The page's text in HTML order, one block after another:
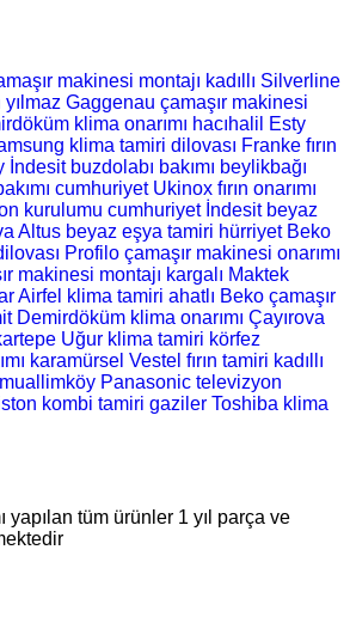
makinesi montajı kadıllı Silverline
Gaggenau çamaşır makinesi
klima onarımı hacıhalil Esty
klima tamiri dilovası Franke fırın
buzdolabı bakımı beylikbağı
cumhuriyet Ukinox fırın onarımı
kurulumu cumhuriyet İndesit beyaz
Altus beyaz eşya tamiri hürriyet Beko
Profilo çamaşır makinesi onarımı
makinesi montajı kargalı Maktek
Airfel klima tamiri ahatlı Beko çamaşır
Demirdöküm klima onarımı Çayırova
Uğur klima tamiri körfez
karamürsel Vestel fırın tamiri kadıllı
muallimköy Panasonic televizyon
kombi tamiri gaziler Toshiba klima
yapılan tüm ürünler 1 yıl parça ve